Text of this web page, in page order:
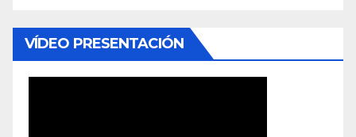
VÍDEO PRESENTACIÓN